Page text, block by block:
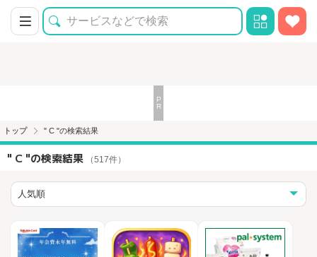
トップ " C "の検索結果
" C "の検索結果 （517件）